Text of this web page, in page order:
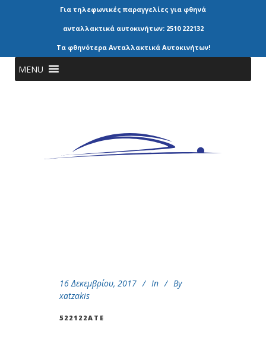
Για τηλεφωνικές παραγγελίες για φθηνά
ανταλλακτικά αυτοκινήτων: 2510 222132
Τα φθηνότερα Ανταλλακτικά Αυτοκινήτων!
MENU
16 Δεκεμβρίου, 2017 In
By
xatzakis
522122ATE